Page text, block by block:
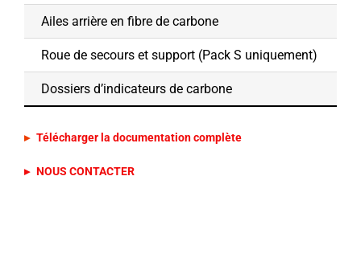
Ailes arrière en fibre de carbone
Roue de secours et support (Pack S uniquement)
Dossiers d’indicateurs de carbone
Télécharger la documentation complète